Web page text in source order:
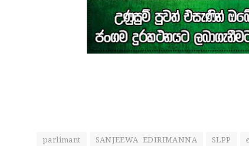
parlimant SANJEEWA EDIRIMANNA SLPP